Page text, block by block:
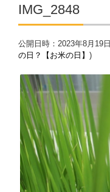
IMG_2848
公開日時： 2023年8月19日
の日？【お米の日】 )